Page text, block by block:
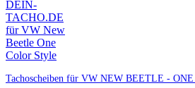
Tachoscheiben für VW NEW BEETLE -